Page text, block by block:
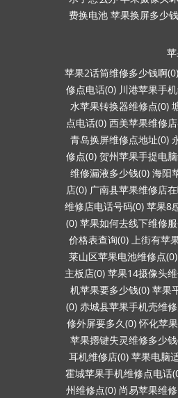
费换电池 苹果换屏多少钱
苹果2话筒维修多少钱啊(0)
修点电话(0) 川港苹果手
水苹果转换器维修点(0)
点电话(0) 西美苹果维修
青岛换屏维修点地址(0)
修点(0) 贺州苹果手提电
维修漏液多少钱(0) 海阳
店(0) 广南县苹果维修店
维修店电话号码(0) 苹果8
(0) 苹果如何去线下维修
价格表查询(0) 上街有苹
莱山区苹果电池维修点(0)
主板店(0) 苹果14摄像头
机苹果要多少钱(0) 苹果
(0) 赤城县苹果手机壳维
修外屏要多久(0) 怀化苹
苹果摁键失灵维修多少
耳机维修店(0) 苹果电脑
霍城苹果手机维修点电话
州维修点(0) 尚易苹果维